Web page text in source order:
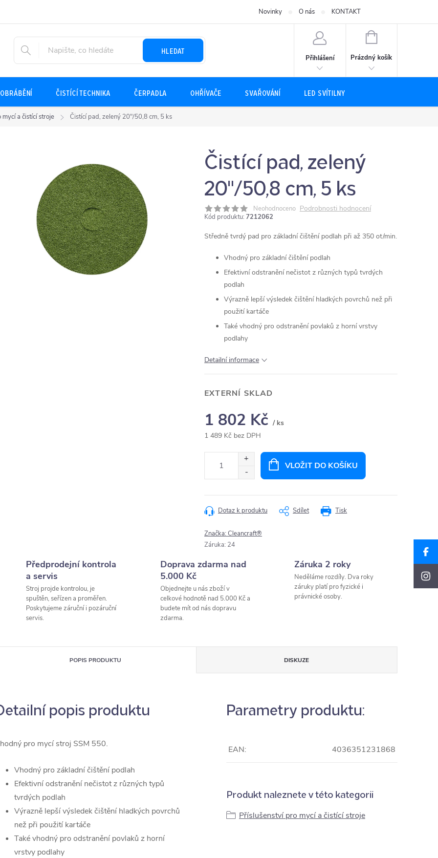
Novinky O nás KONTAKT
HLEDAT
Přihlášení
NÁKUPNÍ
Prázdný košík
ČISTÍCÍ TECHNIKA ČERPADLA OHŘÍVAČE SVAŘOVÁNÍ LED SVÍTILNY
a čistící stroje Čistící pad, zelený 20"/50,8 cm, 5 ks
Čistící pad, zelený
20"/50,8 cm, 5 ks
Neohodnoceno Podrobnosti hodnocení
Kód produktu: 7212062
Středně tvrdý pad pro základní čištění podlah při až 350 ot/min.
Vhodný pro základní čištění podlah
Efektivní odstranění nečistot z různých typů tvrdých
podlah
Výrazně lepší výsledek čištění hladkých povrchů než při
použití kartáče
Také vhodný pro odstranění povlaků z horní vrstvy
podlahy
Detailní informace
EXTERNÍ SKLAD
1 802 Kč / ks
1 489 Kč bez DPH
VLOŽIT DO KOŠÍKU
Tisk
Dotaz k produktu Sdílet
Značka:Cleancraft®
Záruka: 24
Předprodejní kontrola
a servis
Stroj projde kontrolou, je
spuštěn, seřízen a proměřen.
Poskytujeme záruční i pozáruční
servis.
Doprava zdarma nad
5.000 Kč
Objednejte u nás zboží v
celkové hodnotě nad 5.000 Kč a
budete mít od nás dopravu
zdarma.
Záruka 2 roky
Neděláme rozdíly. Dva roky
záruky platí pro fyzické i
právnické osoby.
POPIS PRODUKTU DISKUZE
popis produktu
pro mycí stroj SSM 550.
Vhodný pro základní čištění podlah
Efektivní odstranění nečistot z různých typů
tvrdých podlah
Výrazně lepší výsledek čištění hladkých povrchů
než při použití kartáče
Také vhodný pro odstranění povlaků z horní
vrstvy podlahy
Parametry produktu:
EAN: 4036351231868
Produkt naleznete v této kategorii
Příslušenství pro mycí a čistící stroje